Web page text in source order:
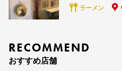
ラーメン
RECOMMEND
おすすめ店舗